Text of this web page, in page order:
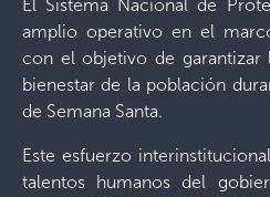
El Sistema Nacional de
amplio operativo en el
con el objetivo de garantizar
bienestar de la población
de Semana Santa.
Este esfuerzo
talentos humanos del